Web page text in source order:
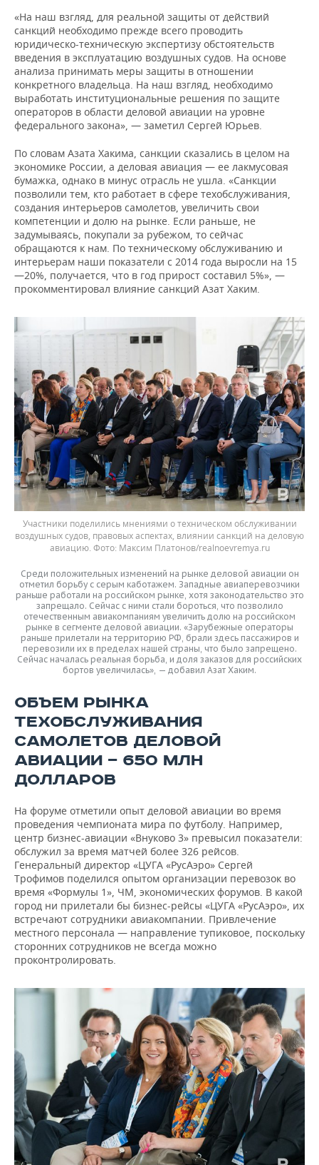
«На наш взгляд, для реальной защиты от действий
санкций необходимо прежде всего проводить
юридическо-техническую экспертизу обстоятельств
введения в эксплуатацию воздушных судов. На основе
анализа принимать меры защиты в отношении
конкретного владельца. На наш взгляд, необходимо
выработать институциональные решения по защите
операторов в области деловой авиации на уровне
федерального закона», — заметил Сергей Юрьев.
По словам Азата Хакима, санкции сказались в целом на
экономике России, а деловая авиация — ее лакмусовая
бумажка, однако в минус отрасль не ушла. «Санкции
позволили тем, кто работает в сфере техобслуживания,
создания интерьеров самолетов, увеличить свои
компетенции и долю на рынке. Если раньше, не
задумываясь, покупали за рубежом, то сейчас
обращаются к нам. По техническому обслуживанию и
интерьерам наши показатели с 2014 года выросли на 15
—20%, получается, что в год прирост составил 5%», —
прокомментировал влияние санкций Азат Хаким.
Участники поделились мнениями о техническом обслуживании
воздушных судов, правовых аспектах, влиянии санкций на деловую
авиацию.
Максим Платонов/realnoevremya.ru
Среди положительных изменений на рынке деловой авиации он
отметил борьбу с серым каботажем. Западные авиаперевозчики
раньше работали на российском рынке, хотя законодательство это
запрещало. Сейчас с ними стали бороться, что позволило
отечественным авиакомпаниям увеличить долю на российском
рынке в сегменте деловой авиации. «Зарубежные операторы
раньше прилетали на территорию РФ, брали здесь пассажиров и
перевозили их в пределах нашей страны, что было запрещено.
Сейчас началась реальная борьба, и доля заказов для российских
бортов увеличилась», — добавил Азат Хаким.
ОБЪЕМ РЫНКА
ТЕХОБСЛУЖИВАНИЯ
САМОЛЕТОВ ДЕЛОВОЙ
АВИАЦИИ — 650 МЛН
ДОЛЛАРОВ
На форуме отметили опыт деловой авиации во время
проведения чемпионата мира по футболу. Например,
центр бизнес-авиации «Внуково 3» превысил показатели:
обслужил за время матчей более 326 рейсов.
Генеральный директор «ЦУГА «РусАэро» Сергей
Трофимов поделился опытом организации перевозок во
время «Формулы 1», ЧМ, экономических форумов. В какой
город ни прилетали бы бизнес-рейсы «ЦУГА «РусАэро», их
встречают сотрудники авиакомпании. Привлечение
местного персонала — направление тупиковое, поскольку
сторонних сотрудников не всегда можно
проконтролировать.